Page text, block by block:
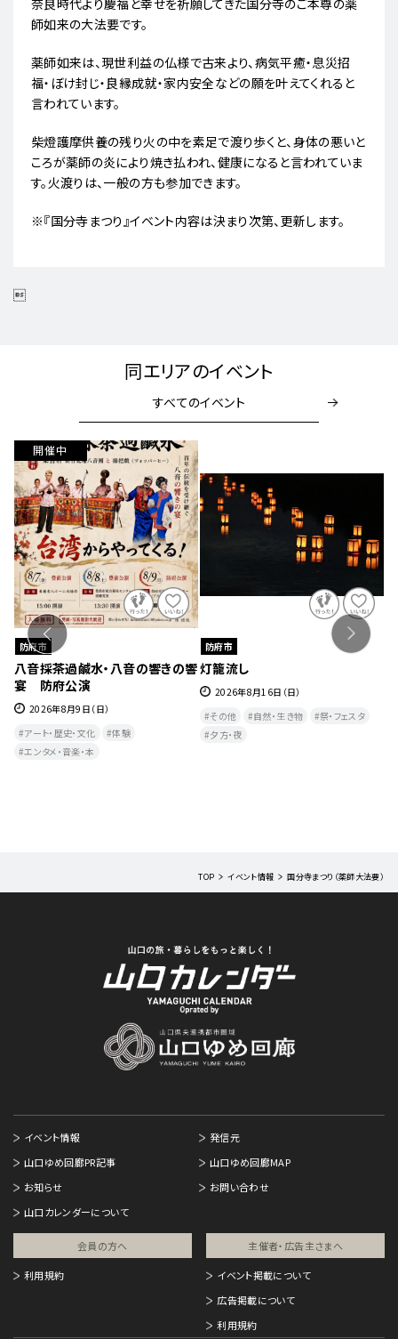
奈良時代より慶福と幸せを祈願してきた国分寺のご本尊の薬
師如来の大法要です。
薬師如来は、現世利益の仏様で古来より、病気平癒・息災招
福・ぼけ封じ・良縁成就・家内安全などの願を叶えてくれると
言われています。
柴燈護摩供養の残り火の中を素足で渡り歩くと、身体の悪いと
ころが薬師の炎により焼き払われ、健康になると言われていま
す。火渡りは、一般の方も参加できます。
※『国分寺まつり』イベント内容は決まり次第、更新します。

同エリアのイベント
すべてのイベント
開催中
防府市
八音採茶過鹹水・八音の響きの響
宴 防府公演
2026年8月9日（日）
アート・歴史・文化
体験
エンタメ・音楽・本
防府市
灯籠流し
2026年8月16日（日）
その他
自然・生き物
祭・フェスタ
夕方・夜​
TOP イベント情報 国分寺まつり（薬師大法要）
イベント情報
発信元
山口ゆめ回廊PR記事
山口ゆめ回廊MAP
お知らせ
お問い合わせ
山口カレンダーについて
会員の方へ
利用規約
主催者・広告主さまへ​
イベント掲載について
広告掲載について
利用規約